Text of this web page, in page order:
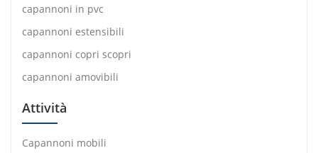
capannoni in pvc
capannoni estensibili
capannoni copri scopri
capannoni amovibili
Attività
Capannoni mobili